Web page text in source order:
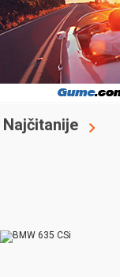
Najčitanije